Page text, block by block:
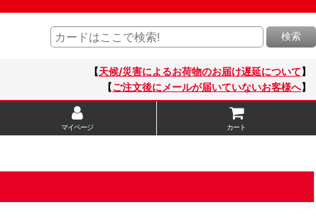
検索
【天候/災害によるお荷物のお届け遅延について】
【ご注文後にメールが届いていないお客様へ】
マイページ カート